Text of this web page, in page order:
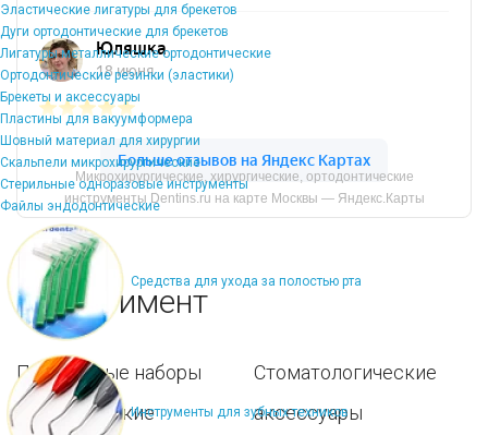
Эластические лигатуры для брекетов
Дуги ортодонтические для брекетов
Лигатуры металлические ортодонтические
Ортодонтические резинки (эластики)
Брекеты и аксессуары
Пластины для вакуумформера
Шовный материал для хирургии
Скальпели микрохирургические
Стерильные одноразовые инструменты
Файлы эндодонтические
Средства для ухода за полостью рта
Инструменты для зубных техников
Микрохирургические, хирургические, ортодонтические
инструменты Dentins.ru на карте Москвы — Яндекс.Карты
Ассортимент
Популярные наборы
Хирургические
Стоматологические
аксессуары